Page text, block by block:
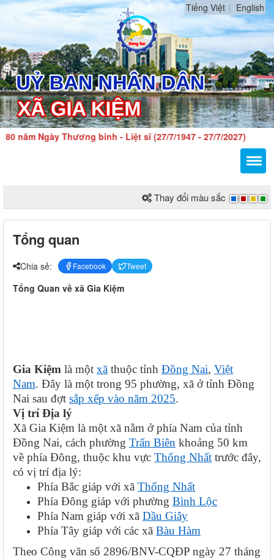
Tiếng Việt English
năm Ngày Thương binh - Liệt sĩ (27/7/1947 - 27/7/2027)
Thay đổi màu sắc
Tổng quan
Chia sẻ: Facebook Tweet
Tổng Quan về xã Gia Kiệm
Gia Kiệm là một xã thuộc tỉnh Đồng Nai, Việt
Nam. Đây là một trong 95 phường, xã ở tỉnh Đồng
Nai sau đợt sắp xếp vào năm 2025.
Vị trí Địa lý
Xã Gia Kiệm là một xã nằm ở phía Nam của tỉnh
Đồng Nai, cách phường Trấn Biên khoảng 50 km
về phía Đông, thuộc khu vực Thống Nhất trước đây,
có vị trí địa lý:
Phía Bắc giáp với xã Thống Nhất
Phía Đông giáp với phường Bình Lộc
Phía Nam giáp với xã Dầu Giây
Phía Tây giáp với các xã Bàu Hàm
Theo Công văn số 2896/BNV-CQĐP ngày 27 tháng